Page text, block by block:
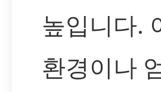
높입니다.
환경이나